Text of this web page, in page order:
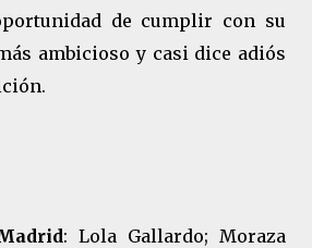
de cumplir con su
ambicioso y casi dice adiós
: Lola Gallardo; Moraza